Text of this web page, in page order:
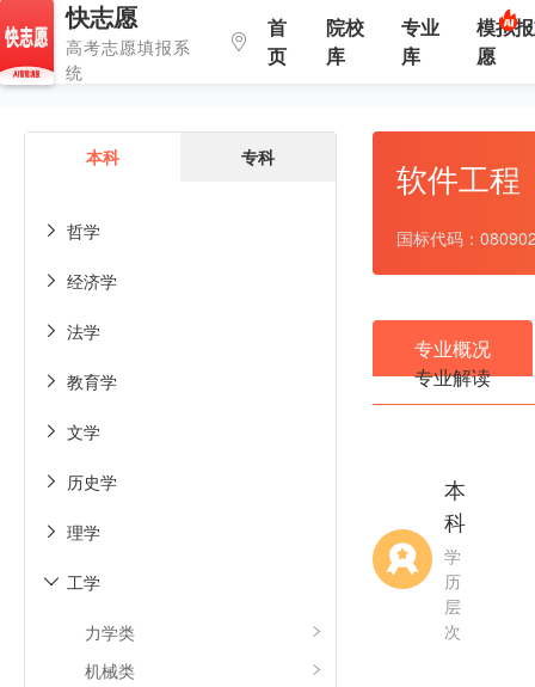
快志愿
高考志愿填报系
统
首
页
院校
库
专业
库
模拟
愿
本科 专科
哲学

经济学

法学

教育学

文学

历史学

理学

工学

力学类
机械类
软件工程
国标代码：
专业概况
专业解读
本
科
学
历
层
次